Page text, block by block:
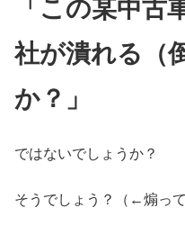
「この某中古
社が潰れる（
か？」
ではないでしょうか？
そうでしょう？（←煽っ